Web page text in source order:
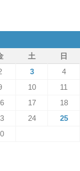
土
日
3
4
10
11
17
18
24
25